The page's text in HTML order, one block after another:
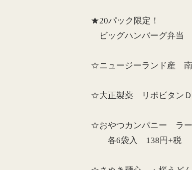
★20パック限定！
ビッグハンバーグ弁
☆ニュージーランド産
☆大正製薬 リポビタン
☆おやつカンパニー ラー
各6袋入 138円+税